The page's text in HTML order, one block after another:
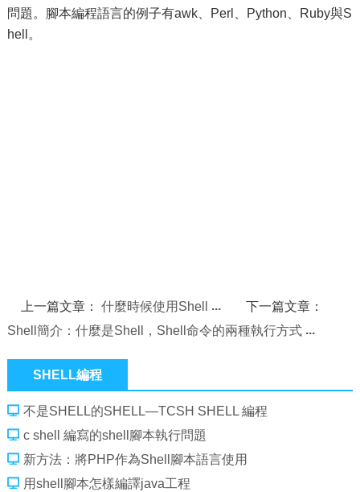
問題。腳本編程語言的例子有awk、Perl、Python、Ruby與S
hell。
上一篇文章：什麼時候使用Shell
下一篇文章：
Shell簡介：什麼是Shell，Shell命令的兩種執行方式
SHELL編程
不是SHELL的SHELL—TCSH SHELL 編程
c shell 編寫的shell腳本執行問題
新方法：將PHP作為Shell腳本語言使用
用shell腳本怎樣編譯java工程